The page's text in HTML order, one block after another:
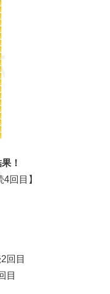
！
回目】
回目
目